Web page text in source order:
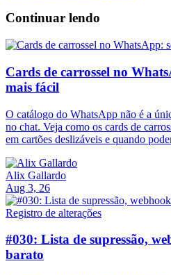
Continuar lendo
Cards de carrossel no
mais fácil
O catálogo do WhatsApp não é a
no chat. Veja como os cards de
em cartões deslizáveis e quando
Alix Gallardo
Aug 3, 26
Registro de alterações
#030: Lista de supressão,
barato